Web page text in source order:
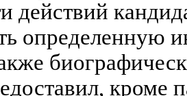
действий
определенную
кроме